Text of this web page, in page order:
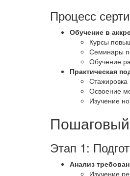
Процесс
Обучение в
Курсы
Семинары
Обучение
Практическая
Стажировка
Освоение
Изучение
Этап 1:
Анализ
Изучение